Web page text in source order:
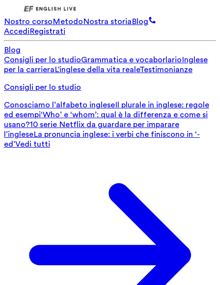
Nostro corsoMetodoNostra storiaBlog
AccediRegistrati
Blog
Consigli per lo studioGrammatica e vocaborlarioInglese
per la carrieraL'inglese della vita realeTestimonianze
Consigli per lo studio
Conosciamo l’alfabeto ingleseIl plurale in inglese: regole
ed esempi‘Who’ e ‘whom’: qual è la differenza e come si
usano?10 serie Netflix da guardare per imparare
l’ingleseLa pronuncia inglese: i verbi che finiscono in ‘-
ed’Vedi tutti